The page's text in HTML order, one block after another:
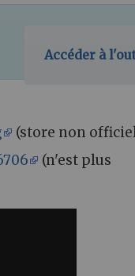
Accéder à
(store non
(n'est plus